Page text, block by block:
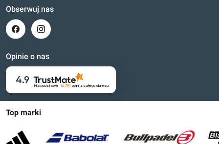
Top marki
Obserwuj nas
Opinie o nas
4.9
Na podstawie 16 791 opinii z całego okresu